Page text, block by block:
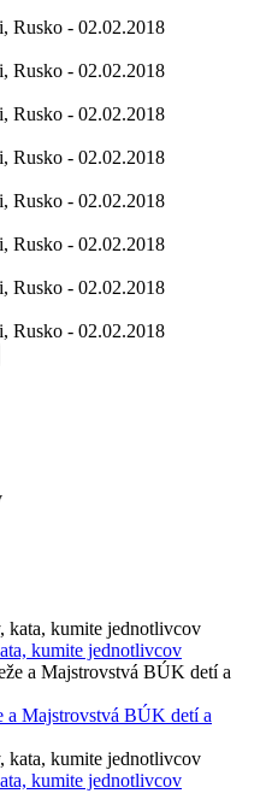
Rusko - 02.02.2018
Rusko - 02.02.2018
Rusko - 02.02.2018
Rusko - 02.02.2018
Rusko - 02.02.2018
Rusko - 02.02.2018
Rusko - 02.02.2018
Rusko - 02.02.2018
kumite jednotlivcov
a Majstrovstvá BÚK detí a
kumite jednotlivcov